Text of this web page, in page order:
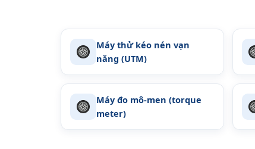
Máy thử kéo nén vạn
năng (UTM)
Máy đo mô-men (torque
meter)